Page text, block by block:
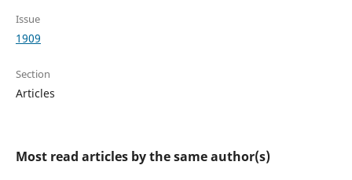
Issue
1909
Section
Articles
Most read articles by the same author(s)